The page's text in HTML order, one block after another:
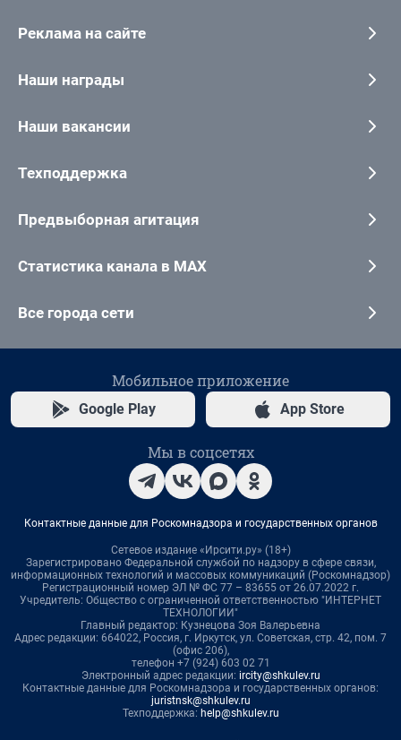
Реклама на сайте
Наши награды
Наши вакансии
Техподдержка
Предвыборная агитация
Статистика канала в MAX
Все города сети
Мобильное приложение
Google Play App Store
Мы в соцсетях
Контактные данные для Роскомнадзора и государственных органов
Сетевое издание «Ирсити.ру» (18+)
Зарегистрировано Федеральной службой по надзору в сфере связи,
информационных технологий и массовых коммуникаций (Роскомнадзор)
Регистрационный номер ЭЛ № ФС 77 – 83655 от 26.07.2022 г.
Учредитель: Общество с ограниченной ответственностью "ИНТЕРНЕТ
ТЕХНОЛОГИИ"
Главный редактор: Кузнецова Зоя Валерьевна
Адрес редакции: 664022, Россия, г. Иркутск, ул. Советская, стр. 42, пом. 7
(офис 206),
телефон +7 (924) 603 02 71
Электронный адрес редакции: ircity@shkulev.ru
Контактные данные для Роскомнадзора и государственных органов:
juristnsk@shkulev.ru
Техподдержка: help@shkulev.ru